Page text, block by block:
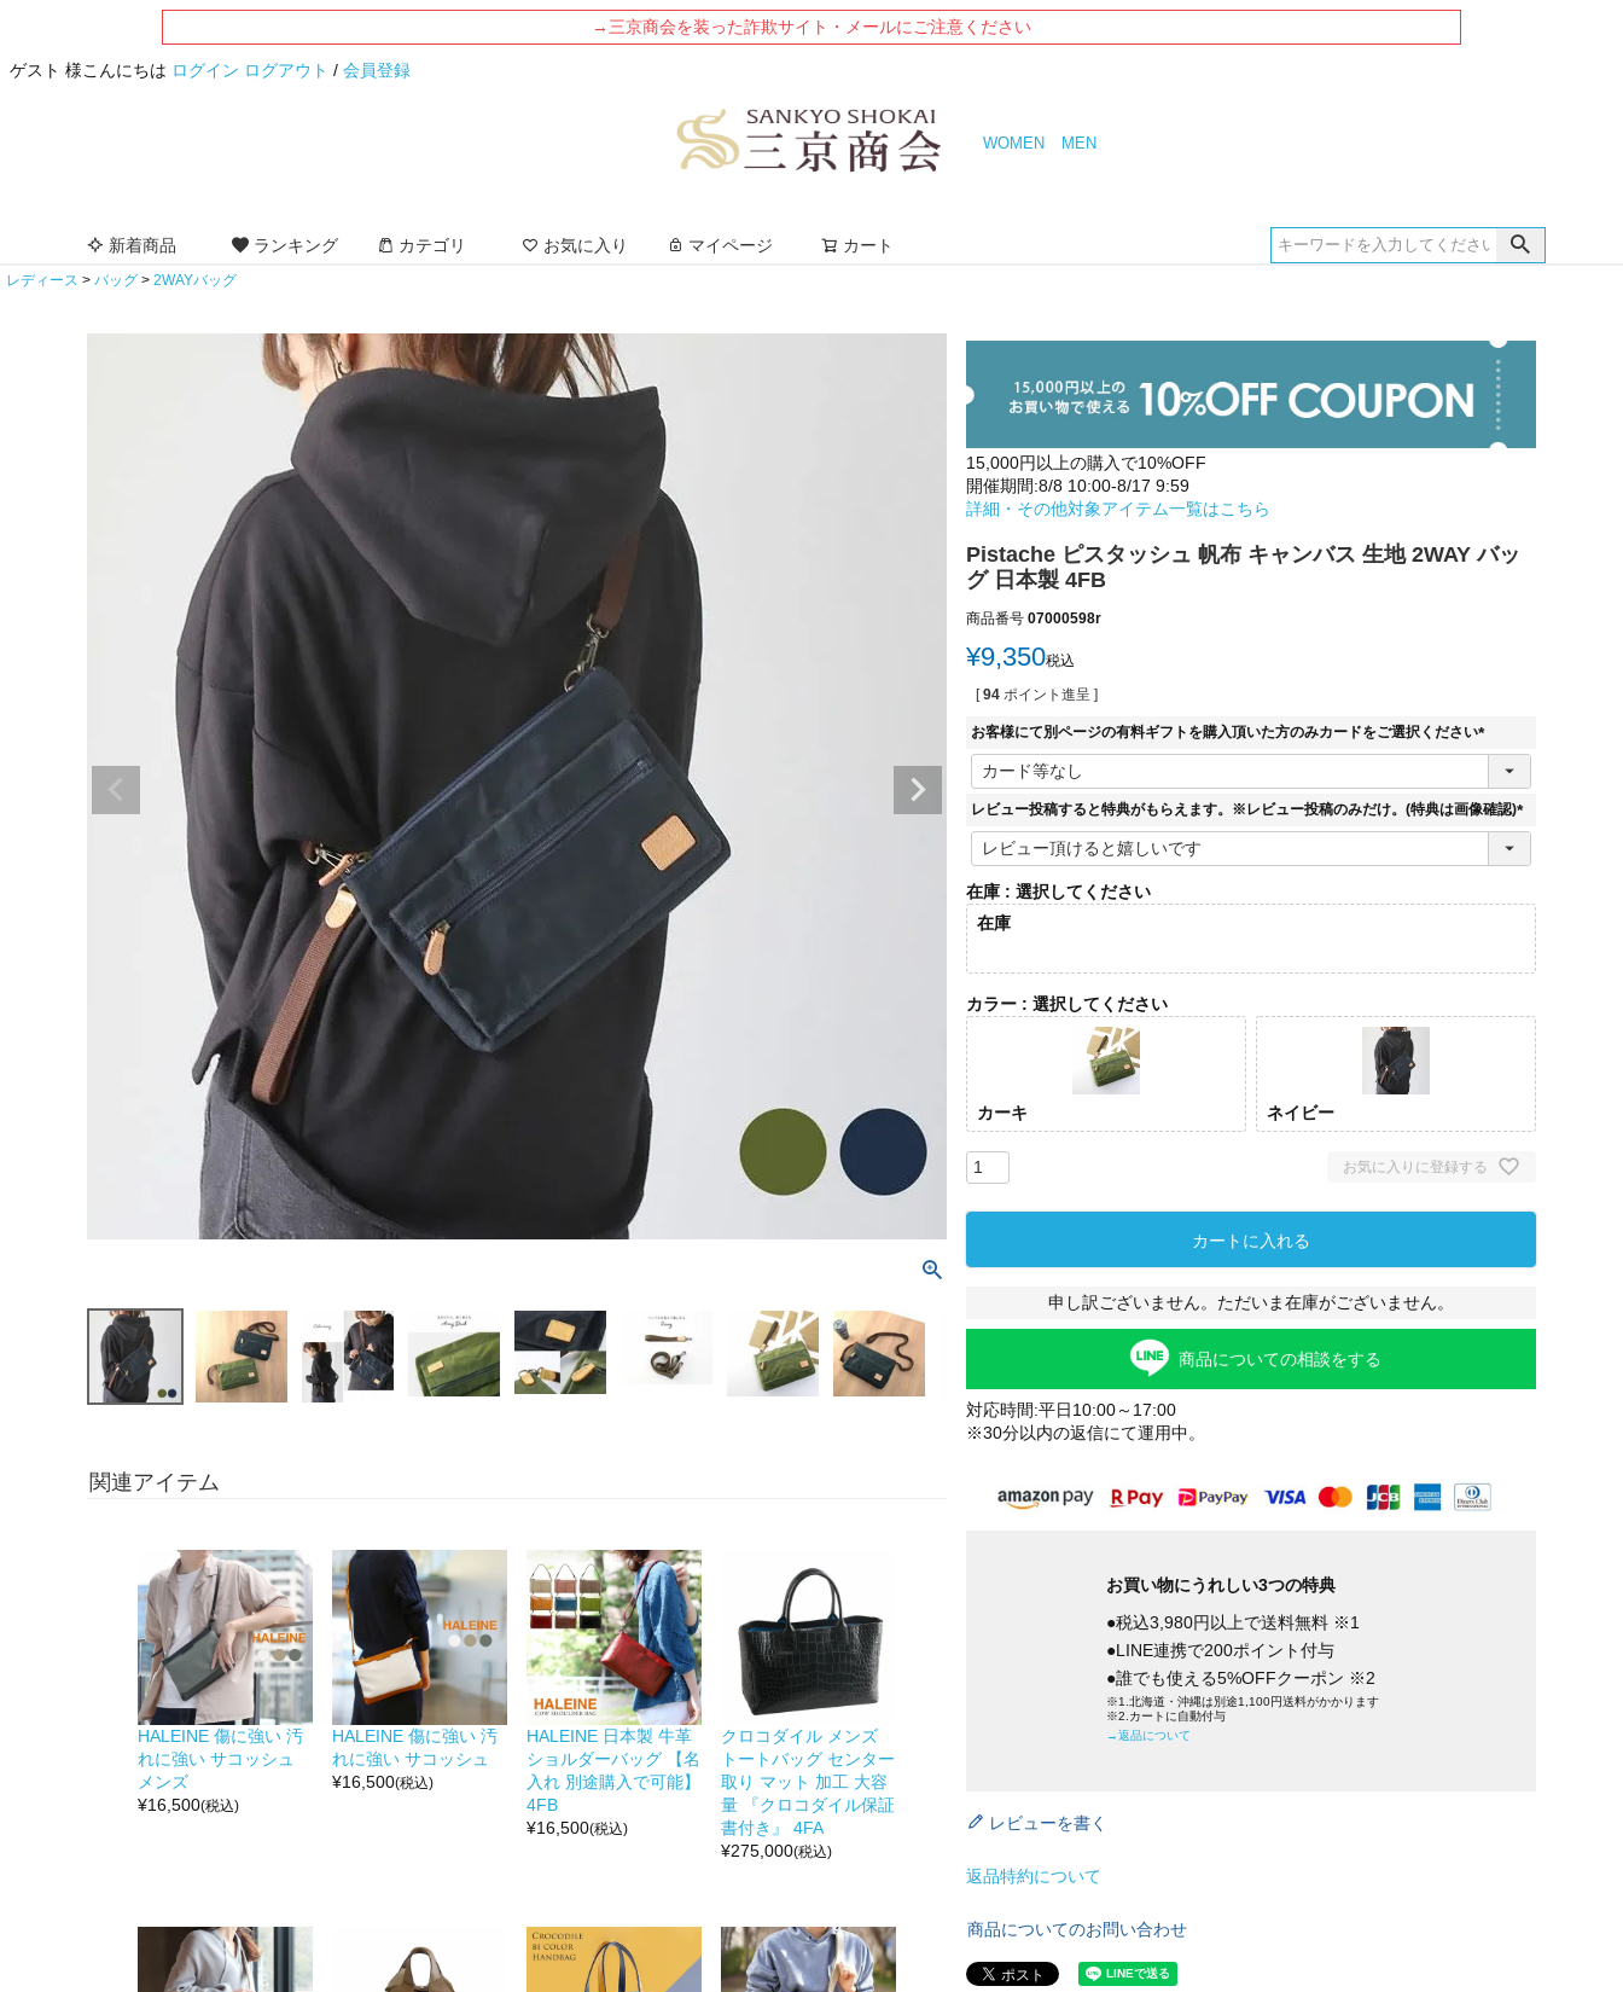
→三京商会を装った詐欺サイト・メールにご注意ください
ゲスト 様こんにちは ログイン ログアウト / 会員登録
WOMEN MEN
新着商品 ランキング カテゴリ お気に入り マイページ カート
レディース バッグ 2WAYバッグ
関連アイテム
HALEINE 傷に強い 汚
れに強い サコッシュ
メンズ
¥16,500(税込)
HALEINE 傷に強い 汚
れに強い サコッシュ
¥16,500(税込)
HALEINE 日本製 牛革
ショルダーバッグ 【名
入れ 別途購入で可能】
4FB
¥16,500(税込)
クロコダイル メンズ
トートバッグ センター
取り マット 加工 大容
量 『クロコダイル保証
書付き』 4FA
¥275,000(税込)
15,000円以上の購入で10%OFF
開催期間:8/8 10:00-8/17 9:59
詳細・その他対象アイテム一覧はこちら
Pistache ピスタッシュ 帆布 キャンバス 生地 2WAY バッ
グ 日本製 4FB
商品番号 07000598r
¥9,350税込
[ 94 ポイント進呈 ]
お客様にて別ページの有料ギフトを購入頂いた方のみカードをご選択ください
(
須
レビュー投稿すると特典がもらえます。※レビュー投稿のみだけ。(特典は画像確認)
(
)
在庫
選択してください
在庫
カラー 選択してください
カーキ ネイビー
お気に入りに登録する
カートに入れる
申し訳ございません。ただいま在庫がございません。
商品についての相談をする
対応時間:平日10:00～17:00
※30分以内の返信にて運用中。
お買い物にうれしい3つの特典
●税込3,980円以上で送料無料 ※1
●LINE連携で200ポイント付与
●誰でも使える5%OFFクーポン ※2
※1.北海道・沖縄は別途1,100円送料がかかります
※2.カートに自動付与
→返品について
レビューを書く
返品特約について
商品についてのお問い合わせ